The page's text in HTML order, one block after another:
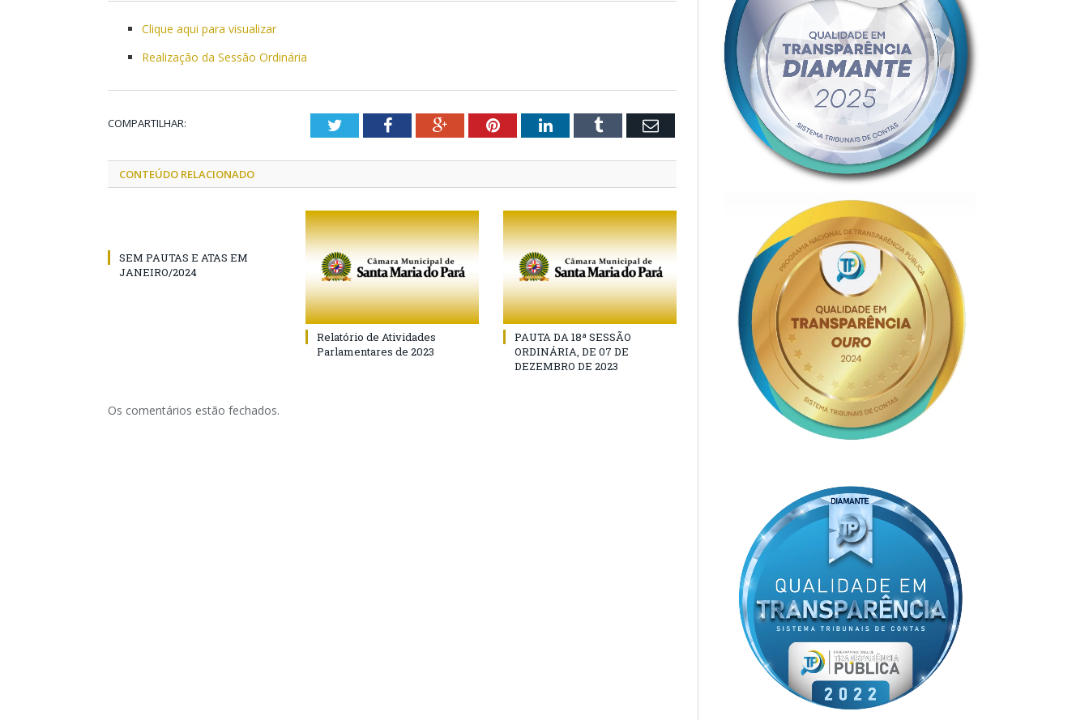
Clique aqui para visualizar
Realização da Sessão Ordinária
COMPARTILHAR: TwitterFacebookGoogle+PinterestLinkedInTumblr Email
CONTEÚDO RELACIONADO
SEM PAUTAS E ATAS EM
JANEIRO/2024
Relatório de Atividades
Parlamentares de 2023
PAUTA DA 18ª SESSÃO
ORDINÁRIA, DE 07 DE
DEZEMBRO DE 2023
Os comentários estão fechados.